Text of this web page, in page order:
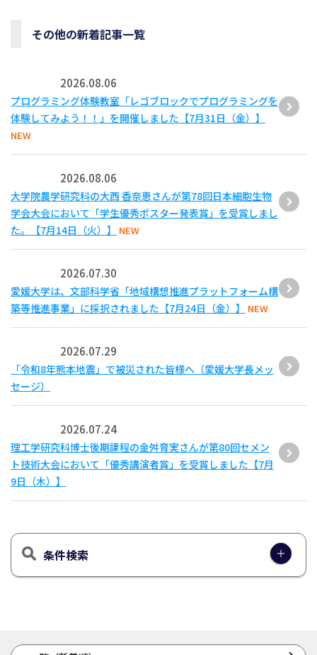
その他の新着記事一覧
2026.08.06
プログラミング体験教室「レゴブロックでプログラミングを
体験してみよう！！」を開催しました【7月31日（金）】
NEW
2026.08.06
大学院農学研究科の大西 香奈恵さんが第78回日本細胞生物
学会大会において「学生優秀ポスター発表賞」を受賞しまし
た。【7月14日（火）】
NEW
2026.07.30
愛媛大学は、文部科学省「地域構想推進プラットフォーム構
築等推進事業」に採択されました【7月24日（金）】
NEW
2026.07.29
「令和8年熊本地震」で被災された皆様へ（愛媛大学長メッ
セージ）
2026.07.24
理工学研究科博士後期課程の金舛育実さんが第80回セメン
ト技術大会において「優秀講演者賞」を受賞しました【7月
9日（木）】
条件検索